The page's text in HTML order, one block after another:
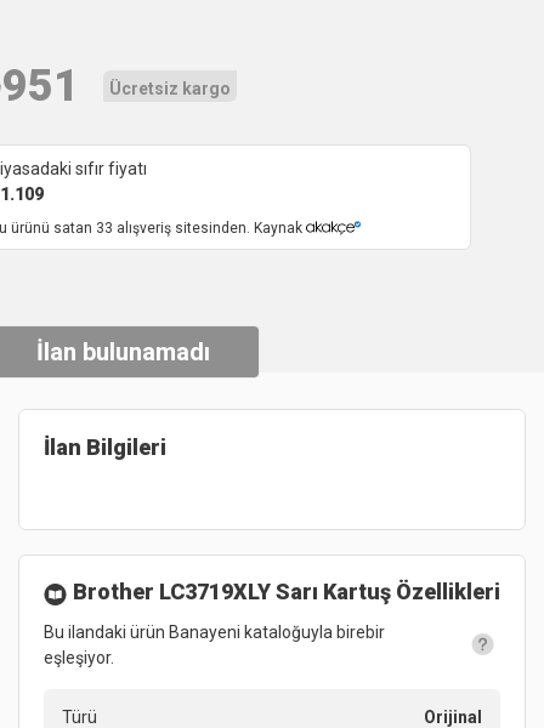
951 Ücretsiz kargo
sıfır fiyatı
1.109
ürünü satan 33 alışveriş sitesinden. Kaynak
İlan bulunamadı
İlan Bilgileri
Brother LC3719XLY Sarı Kartuş Özellikleri
Bu ilandaki ürün Banayeni kataloğuyla birebir
eşleşiyor.
Türü Orijinal